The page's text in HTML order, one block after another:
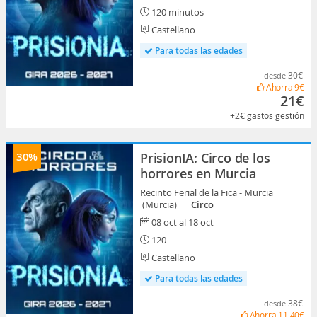
120 minutos
Castellano
Para todas las edades
desde 30€
Ahorra9€
21€
+2€gastos gestión
30%
PrisionIA: Circo de los
horrores en Murcia
Recinto Ferial de la Fica - Murcia
(Murcia)
Circo
08 oct al 18 oct
120
Castellano
Para todas las edades
desde 38€